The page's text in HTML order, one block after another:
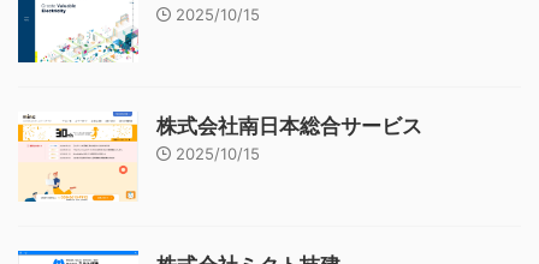
2025/10/15
株式会社南日本総合サービス
2025/10/15